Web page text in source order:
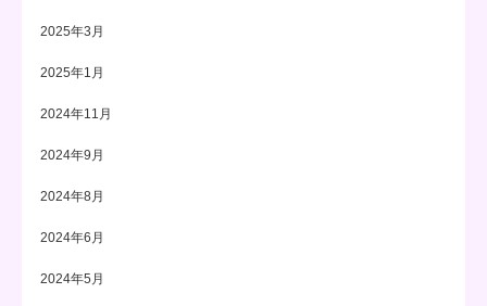
2025年3月
2025年1月
2024年11月
2024年9月
2024年8月
2024年6月
2024年5月